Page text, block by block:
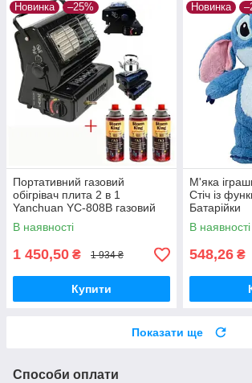
Новинка –25%
Портативний газовий
обігрівач плита 2 в 1
Yanchuan YC-808B газовий
пальник + подарунок 3шт
балона
В наявності
1 450,50 ₴ 1 934 ₴
Купити
Новинка
М'яка
Стіч із
Батарійки
В наявності
548,26 ₴
Показати ще
Способи оплати